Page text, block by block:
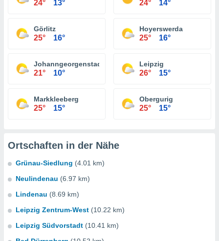
24° 13° 24° 14°
Görlitz
25° 16°
Hoyerswerda
25° 16°
Johanngeorgenstadt
21° 10°
Leipzig
26° 15°
Markkleeberg
25° 15°
Obergurig
25° 15°
Ortschaften in der Nähe
Grünau-Siedlung (4.01 km)
Neulindenau (6.97 km)
Lindenau (8.69 km)
Leipzig Zentrum-West (10.22 km)
Leipzig Südvorstadt (10.41 km)